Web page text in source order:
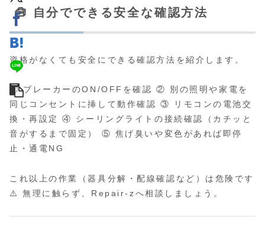
🧰 自分でできる安全な確認方法
資格がなくても安全にできる確認方法を紹介します。
① ブレーカーのON/OFFを確認 ② 別の照明や家電を
同じコンセントに挿して動作確認 ③ リモコンの電池交
換・再設定 ④ シーリングライトの接続確認（カチッと
音がするまで固定） ⑤ 焦げ臭いや変色があれば即停
止・通電NG
これ以上の作業（器具分解・配線確認など）は危険です
⚠️ 無理に触らず、Repair-zへ相談しましょう。